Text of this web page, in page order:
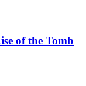
of the Tomb